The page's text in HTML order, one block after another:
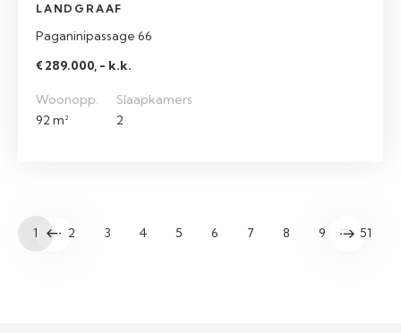
LANDGRAAF
Paganinipassage 66
€ 289.000, - k.k.
Woonopp.
92 m²
Slaapkamers
2
1 2 3 4 5 6 7 8 9 … 51